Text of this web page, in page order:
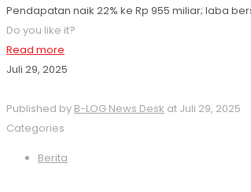
Pendapatan naik 22% ke Rp 955 miliar; laba
Do you like it?
Read more
Juli 29, 2025
Published by B-LOG News Desk at Juli 29, 2025
Categories
Berita